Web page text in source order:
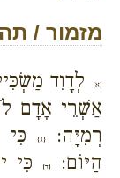
מזמור /
{א} לְדָוִד
אַשְׁרֵי אָדָם
רְמִיָּה:{ג}
הַיּוֹם:
{ד}
כִּי